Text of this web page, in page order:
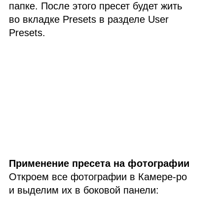
папке. После этого пресет будет жить
во вкладке Presets в разделе User
Presets.
Применение пресета на фотографии
Откроем все фотографии в Камере‑ро
и выделим их в боковой панели: